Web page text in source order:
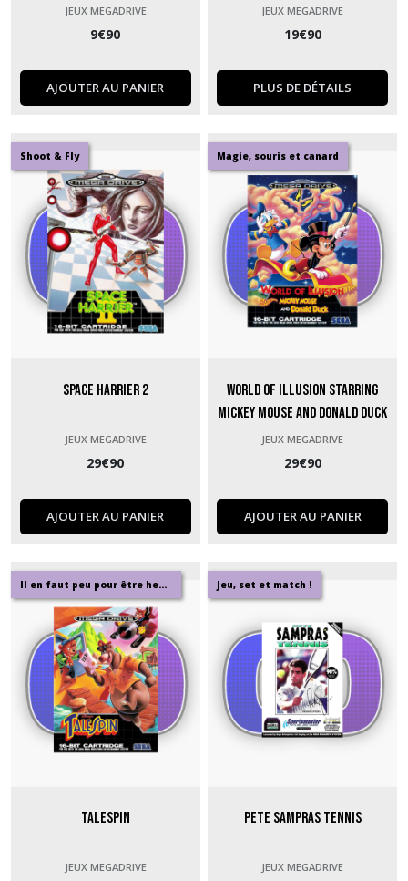
JEUX MEGADRIVE
9€90
AJOUTER AU PANIER
JEUX MEGADRIVE
19€90
PLUS DE DÉTAILS
Shoot & Fly
Space Harrier 2
JEUX MEGADRIVE
29€90
AJOUTER AU PANIER
Magie, souris et canard
World of Illusion starring
Mickey Mouse and Donald Duck
JEUX MEGADRIVE
29€90
AJOUTER AU PANIER
Il en faut peu pour être heureux
Talespin
JEUX MEGADRIVE
Jeu, set et match !
Pete Sampras Tennis
JEUX MEGADRIVE